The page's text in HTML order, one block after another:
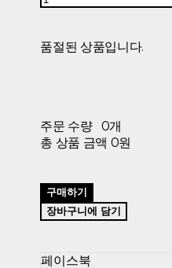
품절된 상품입니다.
주문 수량
0개
총 상품 금액 0원
구매하기
장바구니에 담기
페이스북